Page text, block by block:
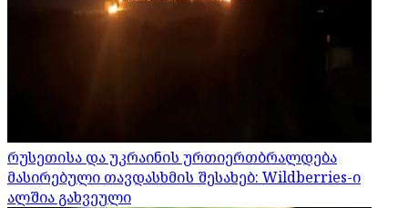
რუსეთისა და უკრაინის ურთიერთბრალდება
მასირებული თავდასხმის შესახებ: Wildberries-ი
ალშია გახვეული